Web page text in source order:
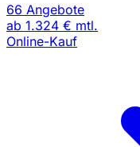
66 Angebote
ab 1.324 € mtl.
Online-Kauf